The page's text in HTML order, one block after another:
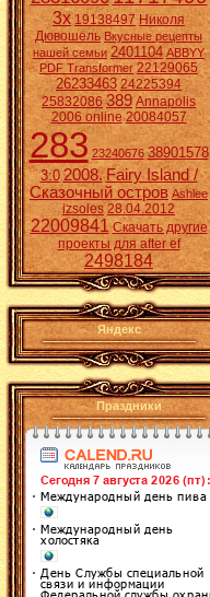
3x 19138497 Николя
Дювошель Вкусные рецепты
нашей семьи 2401104 ABBYY
PDF Transformer 22129065
26233463 24225394
25832086 389 Annapolis
2006 online 20084057
283 23240676 38901578
3:0 2008. Fairy Island /
Сказочный остров Ashlee
izsoles 28.04.2012
22009841 Скачать другие
проекты для after ef
2498184
Яндекс
Праздники